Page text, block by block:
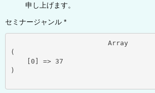
申し上げます。
セミナージャンル *
(
    [0] => 37
)